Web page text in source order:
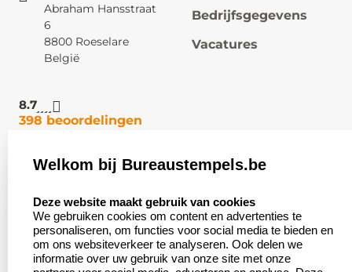
Abraham Hansstraat
6
8800 Roeselare
België
8.7
398 beoordelingen
Bedrijfsgegevens
Vacatures
Klantenservice:
Contact
Veel gestelde vragen
Retourneren
Zakelijk:
Aanvraag op maat
Wederverkoper
worden
Welkom bij Bureaustempels.be
Deze website maakt gebruik van cookies
We gebruiken cookies om content en advertenties te
personaliseren, om functies voor social media te bieden en
om ons websiteverkeer te analyseren. Ook delen we
informatie over uw gebruik van onze site met onze